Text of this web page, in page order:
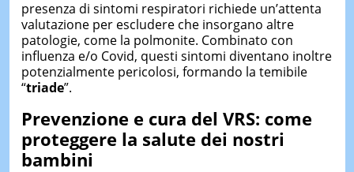
presenza di sintomi respiratori richiede un’attenta
valutazione per escludere che insorgano altre
patologie, come la polmonite. Combinato con
influenza e/o Covid, questi sintomi diventano inoltre
potenzialmente pericolosi, formando la temibile
“triade”.
Prevenzione e cura del VRS: come
proteggere la salute dei nostri
bambini